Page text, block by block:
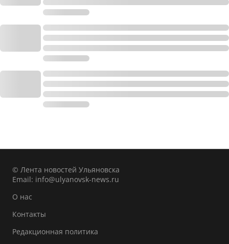
© Лента новостей Ульяновска
Email: info@ulyanovsk-news.ru
О нас
Контакты
Редакционная политика